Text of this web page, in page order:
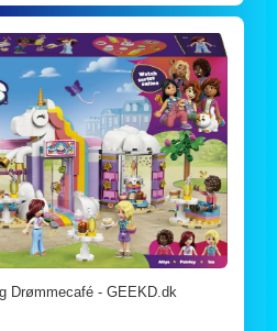
Drømmecafé - GEEKD.dk